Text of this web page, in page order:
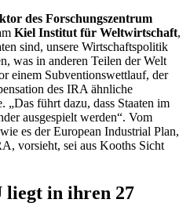
des Forschungszentrum
Kiel Institut für Weltwirtschaft,
sind, unsere Wirtschaftspolitik
was in anderen Teilen der Welt
einem Subventionswettlauf, der
des IRA ähnliche
„Das führt dazu, dass Staaten im
ausgespielt werden“. Vom
es derEuropean Industrial Plan,
vorsieht, sei aus Kooths Sicht
liegt in ihren 27